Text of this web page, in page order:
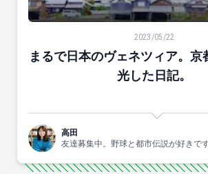
まるで日本のヴェネツィア。京都
2023/05/22
まるで日本のヴェネツィア。京
光した日記。
高田
友達募集中。野球と都市伝説が好きです